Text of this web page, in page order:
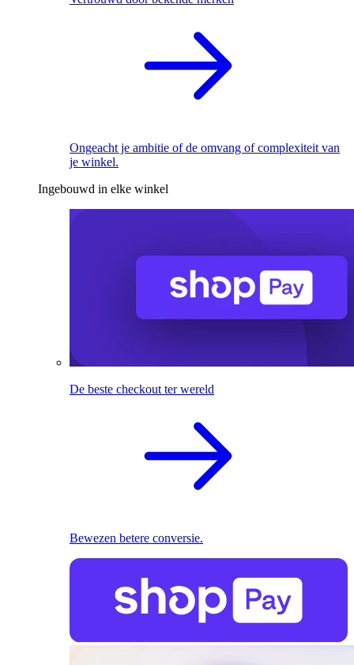
Ongeacht je ambitie of de omvang of complexiteit van
je winkel.
Ingebouwd in elke winkel
De beste checkout ter wereld
Bewezen betere conversie.